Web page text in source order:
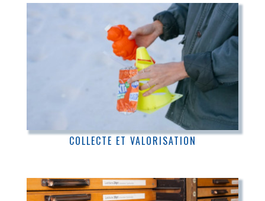
COLLECTE ET VALORISATION